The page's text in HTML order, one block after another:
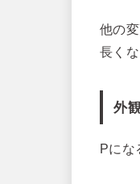
他の
長く
外
Pにな